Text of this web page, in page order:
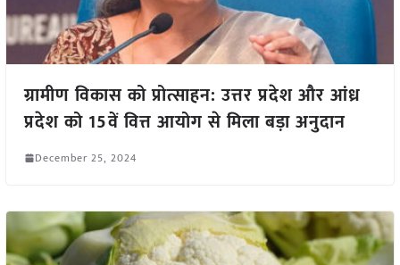
ग्रामीण विकास को प्रोत्साहन: उत्तर प्रदेश और आंध्र
प्रदेश को 15वें वित्त आयोग से मिला बड़ा अनुदान
December 25, 2024